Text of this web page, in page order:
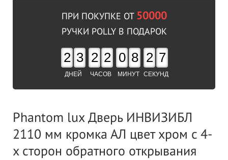
ПРИ ПОКУПКЕ ОТ 50000
РУЧКИ POLLY В ПОДАРОК
2 3
ДНЕЙ
2 2
ЧАСОВ
0 8
МИНУТ
2 7
СЕКУНД
Phantom lux Дверь ИНВИЗИБЛ
2110 мм кромка АЛ цвет хром c 4-
x сторон обратного открывания